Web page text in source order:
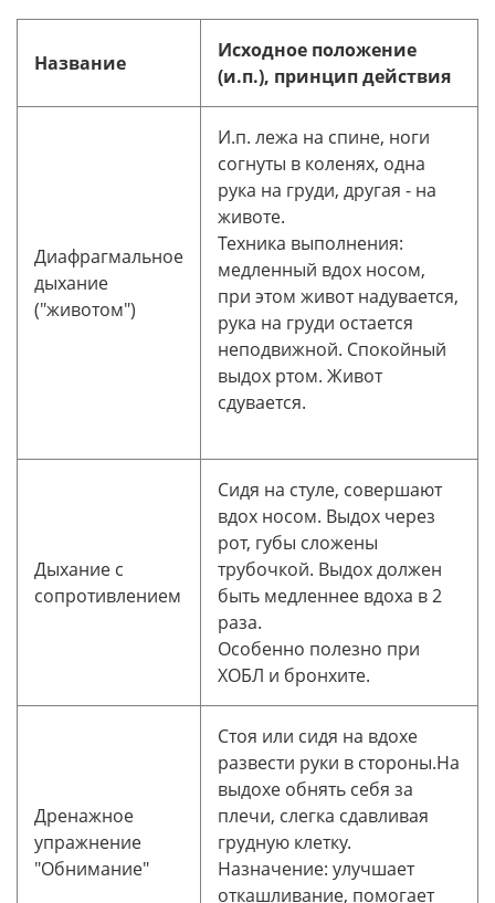
Название
Исходное положение
(и.п.), принцип действия
Диафрагмальное
дыхание
("животом")
И.п. лежа на спине, ноги
согнуты в коленях, одна
рука на груди, другая - на
животе.
Техника выполнения:
медленный вдох носом,
при этом живот надувается,
рука на груди остается
неподвижной. Спокойный
выдох ртом. Живот
сдувается.
Дыхание с
сопротивлением
Сидя на стуле, совершают
вдох носом. Выдох через
рот, губы сложены
трубочкой. Выдох должен
быть медленнее вдоха в 2
раза.
Особенно полезно при
ХОБЛ и бронхите.
Дренажное
упражнение
"Обнимание"
Стоя или сидя на вдохе
развести руки в стороны.На
выдохе обнять себя за
плечи, слегка сдавливая
грудную клетку.
Назначение: улучшает
откашливание, помогает